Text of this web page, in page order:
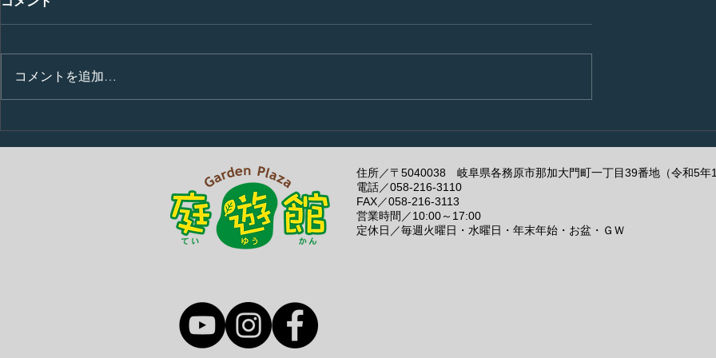
かに
が・・・
コメントを追加…
住所／〒5040038 岐阜県各務原市那加大門町一丁目39番地（令和5年
電話／058-216-3110
FAX／058-216-3113
営業時間／10:00～17:00
定休日／毎週火曜日・水曜日・年末年始・お盆・ＧＷ